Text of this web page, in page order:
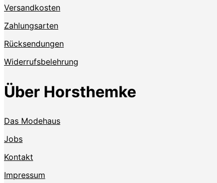
Versandkosten
Zahlungsarten
Rücksendungen
Widerrufsbelehrung
Über Horsthemke
Das Modehaus
Jobs
Kontakt
Impressum